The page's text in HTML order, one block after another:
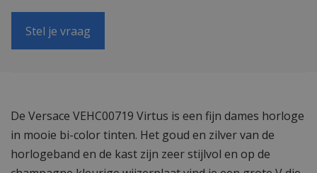
Stel je vraag
De Versace VEHC00719 Virtus is een fijn dames horloge
in mooie bi-color tinten. Het goud en zilver van de
horlogeband en de kast zijn zeer stijlvol en op de